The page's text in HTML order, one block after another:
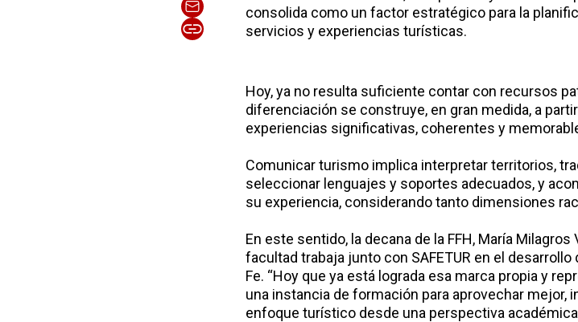
consolida como un factor estratégico para la
servicios y experiencias turísticas.
Hoy, ya no resulta suficiente contar con recursos
diferenciación se construye, en gran medida, a
experiencias significativas, coherentes y
Comunicar turismo implica interpretar territorios,
seleccionar lenguajes y soportes adecuados, y
su experiencia, considerando tanto dimensiones
En este sentido, la decana de la FFH, María
facultad trabaja junto con SAFETUR en el
Fe. “Hoy que ya está lograda esa marca propia y
una instancia de formación para aprovechar
enfoque turístico desde una perspectiva